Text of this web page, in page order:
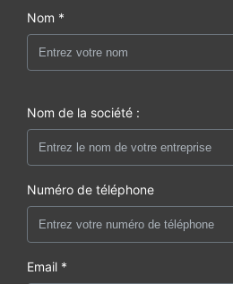
Nom *
Nom de la société :
Numéro de téléphone
Email *